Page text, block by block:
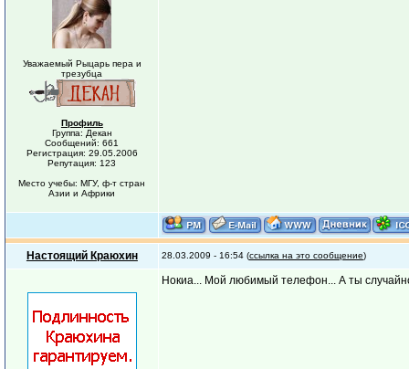
Уважаемый Рыцарь пера и
трезубца
Профиль
Группа: Декан
Сообщений: 661
Регистрация: 29.05.2006
Репутация: 123
Место учебы: МГУ, ф-т стран
Азии и Африки
Настоящий Краюхин 28.03.2009 - 16:54 (ссылка на это сообщение)
Нокиа... Мой любимый телефон... А ты